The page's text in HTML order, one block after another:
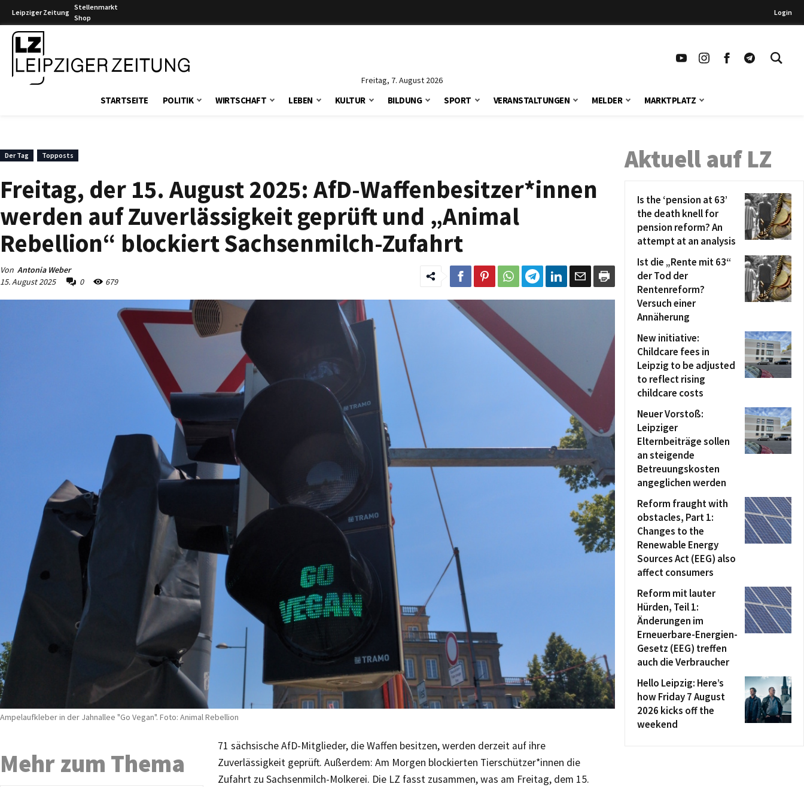
Leipziger Zeitung
Stellenmarkt
Shop
Login
Freitag, 7. August 2026
STARTSEITE POLITIK WIRTSCHAFT LEBEN KULTUR BILDUNG SPORT VERANSTALTUNGEN MELDER MARKTPLATZ
Der Tag Topposts
Freitag, der 15. August 2025: AfD-Waffenbesitzer*innen
werden auf Zuverlässigkeit geprüft und „Animal
Rebellion“ blockiert Sachsenmilch-Zufahrt
Von Antonia Weber
15. August 2025
0 679
Ampelaufkleber in der Jahnallee "Go Vegan". Foto: Animal Rebellion
71 sächsische AfD-Mitglieder, die Waffen besitzen, werden derzeit auf ihre
Zuverlässigkeit geprüft. Außerdem: Am Morgen blockierten Tierschützer*innen die
Zufahrt zu Sachsenmilch-Molkerei. Die LZ fasst zusammen, was am Freitag, dem 15.
Mehr zum Thema
Aktuell auf LZ
Is the ‘pension at 63’
the death knell for
pension reform? An
attempt at an analysis
Ist die „Rente mit 63“
der Tod der
Rentenreform?
Versuch einer
Annäherung
New initiative:
Childcare fees in
Leipzig to be adjusted
to reflect rising
childcare costs
Neuer Vorstoß:
Leipziger
Elternbeiträge sollen
an steigende
Betreuungskosten
angeglichen werden
Reform fraught with
obstacles, Part 1:
Changes to the
Renewable Energy
Sources Act (EEG) also
affect consumers
Reform mit lauter
Hürden, Teil 1:
Änderungen im
Erneuerbare-Energien-
Gesetz (EEG) treffen
auch die Verbraucher
Hello Leipzig: Here’s
how Friday 7 August
2026 kicks off the
weekend